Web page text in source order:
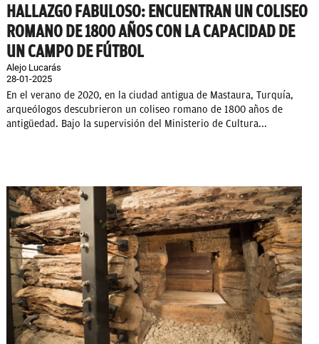
HALLAZGO FABULOSO: ENCUENTRAN UN COLISEO
ROMANO DE 1800 AÑOS CON LA CAPACIDAD DE
UN CAMPO DE FÚTBOL
Alejo Lucarás
28-01-2025
En el verano de 2020, en la ciudad antigua de Mastaura, Turquía,
arqueólogos descubrieron un coliseo romano de 1800 años de
antigüedad. Bajo la supervisión del Ministerio de Cultura...